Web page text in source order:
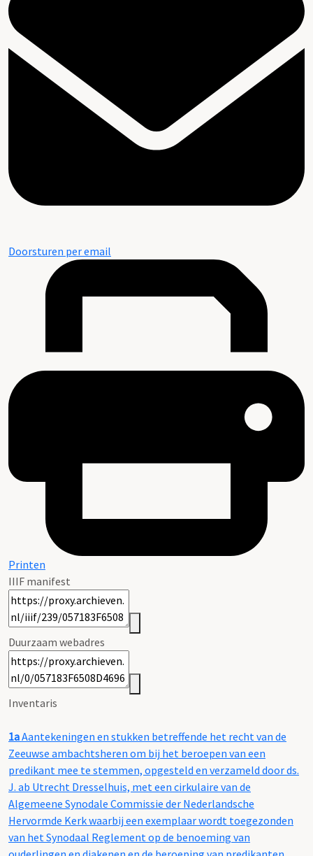
Doorsturen per email
Printen
IIIF manifest
Duurzaam webadres
Inventaris
1aAantekeningen en stukken betreffende het recht van de
Zeeuwse ambachtsheren om bij het beroepen van een
predikant mee te stemmen, opgesteld en verzameld door ds.
J. ab Utrecht Dresselhuis, met een cirkulaire van de
Algemeene Synodale Commissie der Nederlandsche
Hervormde Kerk waarbij een exemplaar wordt toegezonden
van het Synodaal Reglement op de benoeming van